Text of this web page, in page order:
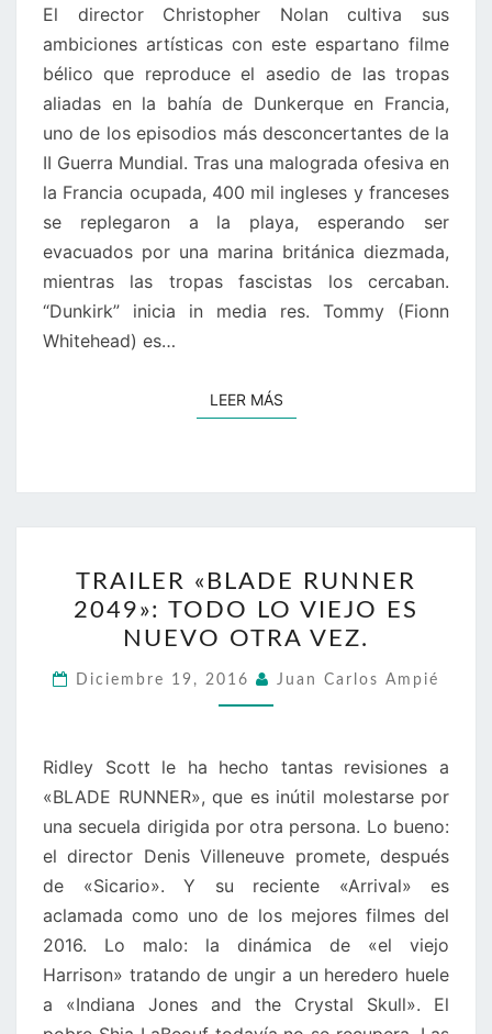
NOLAN,
2017)
El director Christopher Nolan cultiva sus
ambiciones artísticas con este espartano filme
bélico que reproduce el asedio de las tropas
aliadas en la bahía de Dunkerque en Francia,
uno de los episodios más desconcertantes de la
II Guerra Mundial. Tras una malograda ofesiva en
la Francia ocupada, 400 mil ingleses y franceses
se replegaron a la playa, esperando ser
evacuados por una marina británica diezmada,
mientras las tropas fascistas los cercaban.
“Dunkirk” inicia in media res. Tommy (Fionn
Whitehead) es…
LEER MÁSLEER MÁS
«BLADE
RUNNER
2049»:
TODO
LO
ES
NUEVO
OTRA
VEZ.
TRAILER «BLADE RUNNER
2049»: TODO LO VIEJO ES
NUEVO OTRA VEZ.
Diciembre 19, 2016 Juan Carlos Ampié
Ridley Scott le ha hecho tantas revisiones a
«BLADE RUNNER», que es inútil molestarse por
una secuela dirigida por otra persona. Lo bueno:
el director Denis Villeneuve promete, después
de «Sicario». Y su reciente «Arrival» es
aclamada como uno de los mejores filmes del
2016. Lo malo: la dinámica de «el viejo
Harrison» tratando de ungir a un heredero huele
a «Indiana Jones and the Crystal Skull». El